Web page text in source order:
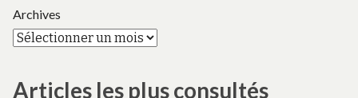
Archives
Articles les plus consultés